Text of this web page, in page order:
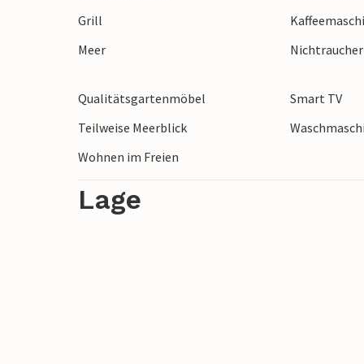
Räumlichkeiten sind bestens
Platz, sich zu entfalten. Für Familien
Freuen Sie sich auf diese hervorragende
Grill
Meer
Qualitätsgartenmöbel
Smart TV
Teilweise Meerblick
Wohnen im Freien
Lage